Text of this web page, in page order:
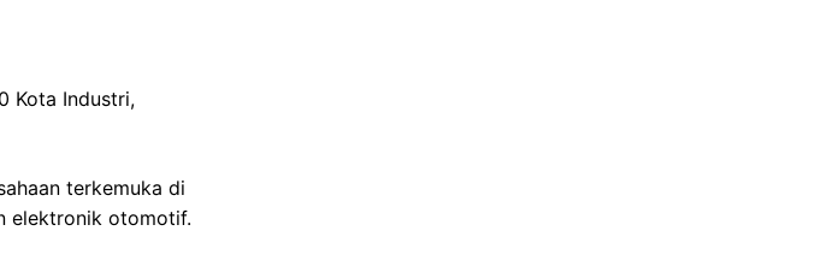
Kota Industri,
terkemuka di
elektronik otomotif.